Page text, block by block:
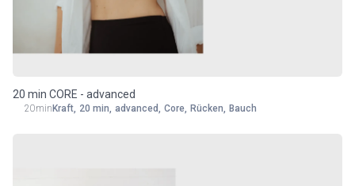
Equipment
20 min CORE - advanced
20min Kraft, 20 min, advanced, Core, Rücken, Bauch